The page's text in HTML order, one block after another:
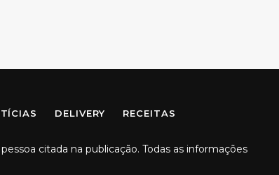
DELIVERY RECEITAS
citada na publicação. Todas as informações